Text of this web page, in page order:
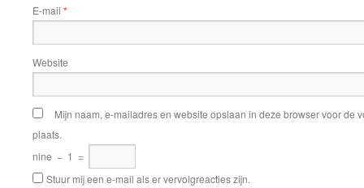
E-mail *
Website
Mijn naam, e-mailadres en website opslaan in deze browser voor de
plaats.
nine − 1 =
Stuur mij een e-mail als er vervolgreacties zijn.